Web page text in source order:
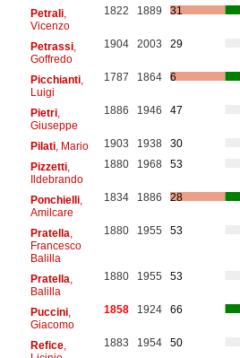
Petrali,
Vicenzo
1822 1889 31
Petrassi,
Goffredo
1904 2003 29
Picchianti,
Luigi
1787 1864 6
Pietri,
Giuseppe
1886 1946 47
Pilati, Mario 1903 1938
30
Pizzetti,
Ildebrando
1880 1968 53
Ponchielli,
Amilcare
1834 1886 28
Pratella
Francesco
Balilla
1880 1955 53
Pratella
Balilla
1880 1955 53
Puccini,
Giacomo
1858 1924 66
Refice,
1883 1954 50